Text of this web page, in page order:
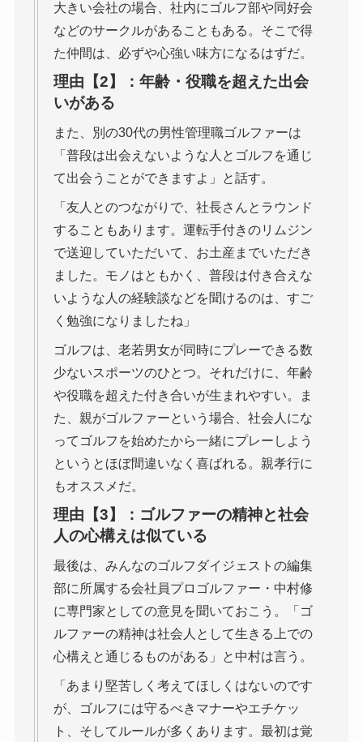
大きい会社の場合、社内にゴルフ部や同好会
などのサークルがあることもある。そこで得
た仲間は、必ずや心強い味方になるはずだ。
理由【2】：年齢・役職を超えた出会
いがある
また、別の30代の男性管理職ゴルファーは
「普段は出会えないような人とゴルフを通じ
て出会うことができますよ」と話す。
「友人とのつながりで、社長さんとラウンド
することもあります。運転手付きのリムジン
で送迎していただいて、お土産までいただき
ました。モノはともかく、普段は付き合えな
いような人の経験談などを聞けるのは、すご
く勉強になりましたね」
ゴルフは、老若男女が同時にプレーできる数
少ないスポーツのひとつ。それだけに、年齢
や役職を超えた付き合いが生まれやすい。ま
た、親がゴルファーという場合、社会人にな
ってゴルフを始めたから一緒にプレーしよう
というとほぼ間違いなく喜ばれる。親孝行に
もオススメだ。
理由【3】：ゴルファーの精神と社会
人の心構えは似ている
最後は、みんなのゴルフダイジェストの編集
部に所属する会社員プロゴルファー・中村修
に専門家としての意見を聞いておこう。「ゴ
ルファーの精神は社会人として生きる上での
心構えと通じるものがある」と中村は言う。
「あまり堅苦しく考えてほしくはないのです
が、ゴルフには守るべきマナーやエチケッ
ト、そしてルールが多くあります。最初は覚